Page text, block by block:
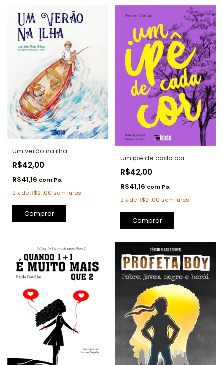
Um verão na ilha
R$42,00
R$41,16 com Pix
2x deR$21,00 sem juros
Comprar
Um ipê de cada cor
R$42,00
R$41,16 com Pix
2 x deR$21,00 sem juros
Comprar